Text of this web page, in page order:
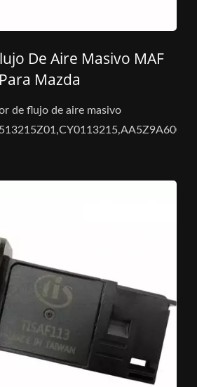
De Aire Masivo MAF
Mazda
de flujo de aire masivo